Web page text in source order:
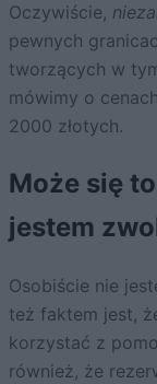
Oczywiście,
pewnych
tworzących w
mówimy o
2000 złotych.
Może się
jestem
Osobiście nie
też faktem jest,
korzystać z
również, że